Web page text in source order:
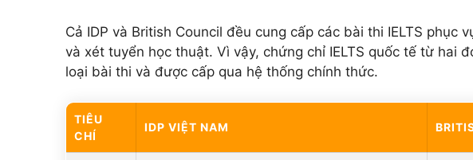
Cả IDP và British Council đều cung cấp các bài thi IELTS phục
và xét tuyển học thuật. Vì vậy, chứng chỉ IELTS quốc tế từ hai
loại bài thi và được cấp qua hệ thống chính thức.
TIÊU
CHÍ
IDP VIỆT NAM